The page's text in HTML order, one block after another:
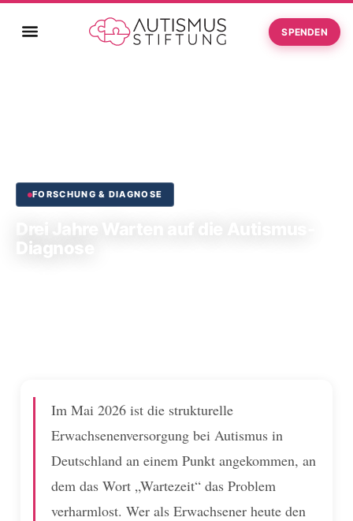
SPENDEN
FORSCHUNG & DIAGNOSE
Diagnose
Im Mai 2026 ist die strukturelle
Erwachsenenversorgung bei Autismus in
Deutschland an einem Punkt angekommen, an
dem das Wort „Wartezeit“ das Problem
verharmlost. Wer als Erwachsener heute den